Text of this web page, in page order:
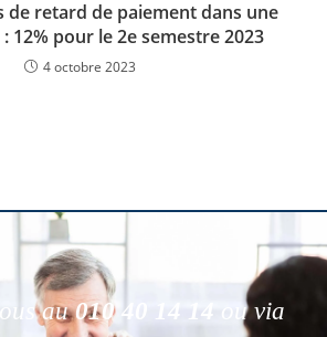
de retard de paiement dans une
12% pour le 2e semestre 2023
4 octobre 2023
au010 40 14 14
ou via